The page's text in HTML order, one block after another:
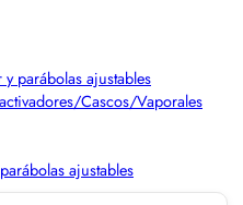
Cascos/Vaporales
ajustables